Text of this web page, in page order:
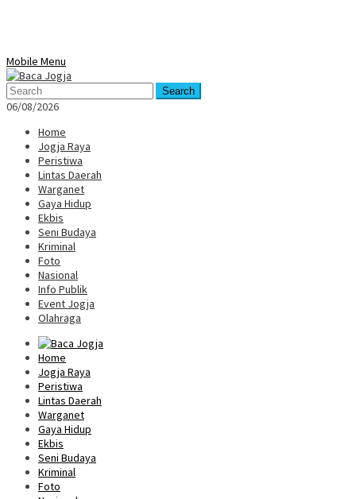
Mobile Menu
Search
06/08/2026
Home
Jogja Raya
Peristiwa
Lintas Daerah
Warganet
Gaya Hidup
Ekbis
Seni Budaya
Kriminal
Foto
Nasional
Info Publik
Event Jogja
Olahraga
Home
Jogja Raya
Peristiwa
Lintas Daerah
Warganet
Gaya Hidup
Ekbis
Seni Budaya
Kriminal
Foto